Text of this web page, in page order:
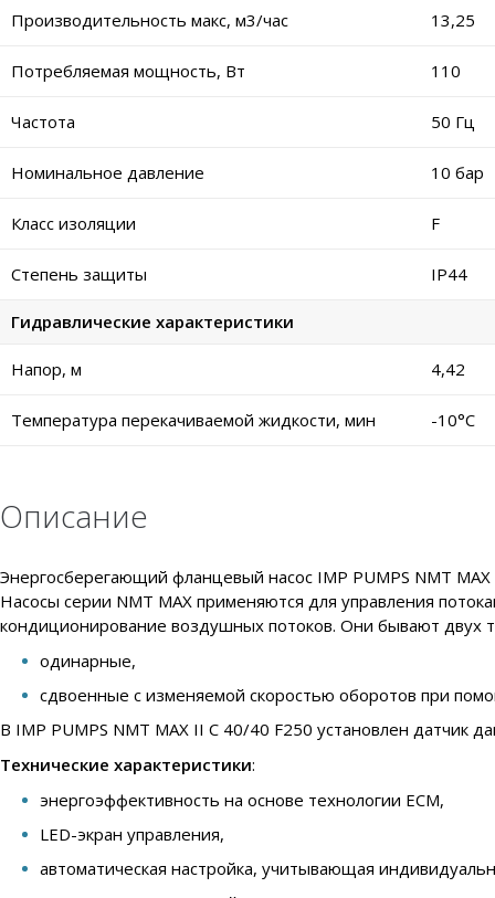
Производительность макс, м3/час 13,25
Потребляемая мощность, Вт 110
Частота 50 Гц
Номинальное давление 10 бар
Класс изоляции F
Степень защиты IP44
Гидравлические характеристики
Напор, м 4,42
Температура перекачиваемой жидкости, мин -10°C
Описание
Энергосберегающий фланцевый насос IMP PUMPS NMT
Насосы серии NMT MAX применяются для управления
кондиционирование воздушных потоков. Они бывают двух
одинарные,
сдвоенные с изменяемой скоростью оборотов при
В IMP PUMPS NMT MAX II C 40/40 F250 установлен датчик
Технические характеристики:
энергоэффективность на основе технологии ECM,
LED-экран управления,
автоматическая настройка, учитывающая